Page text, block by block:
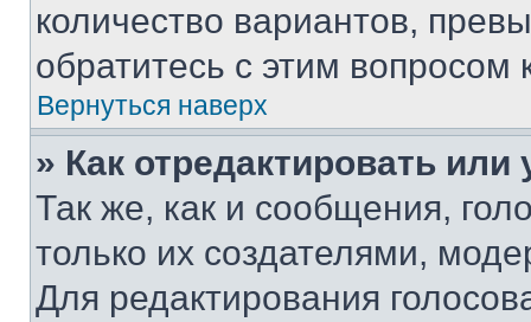
количество вариантов,
обратитесь с этим вопросом
Вернуться наверх
» Как отредактировать
Так же, как и сообщения,
только их создателями,
Для редактирования